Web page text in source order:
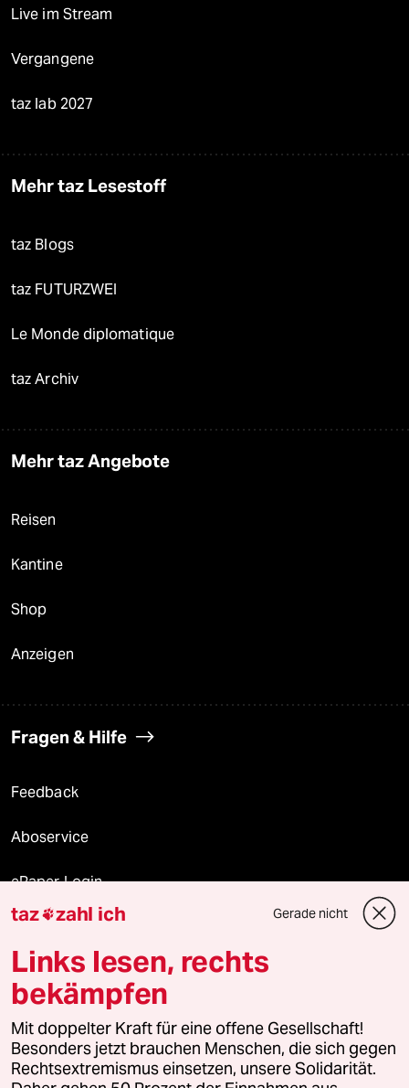
Live im Stream
Vergangene
taz lab 2027
Mehr taz Lesestoff
taz Blogs
taz FUTURZWEI
Le Monde diplomatique
taz Archiv
Mehr taz Angebote
Reisen
Kantine
Shop
Anzeigen
Fragen & Hilfe
Feedback
Aboservice
ePaper Login
Downloads für Abonnierende
© 2026 taz Verlags und Vertriebs GmbH
Alle Rechte vorbehalten. Bei rechtlichen Fragen oder für Genehmigungen
wenden Sie sich bitte an
lizenzen@taz.de
taz zahl ich Gerade nicht
Links lesen, rechts
bekämpfen
Mit doppelter Kraft für eine offene Gesellschaft!
Besonders jetzt brauchen Menschen, die sich gegen
Rechtsextremismus einsetzen, unsere Solidarität.